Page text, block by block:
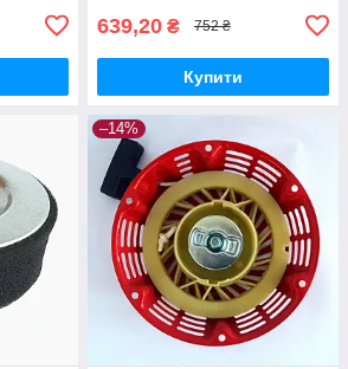
639,20 ₴ 752 ₴
Купити
–14%